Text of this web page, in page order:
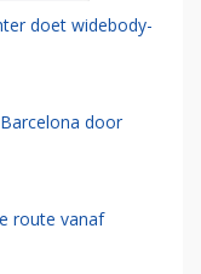
doet widebody-
door
route vanaf